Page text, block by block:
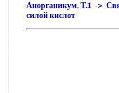
Анорганикум. Т.1 ->
силой кислот